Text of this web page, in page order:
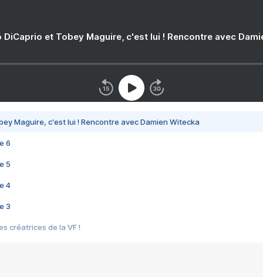
DiCaprio et Tobey Maguire, c'est lui ! Rencontre avec
Maguire, c'est lui ! Rencontre avec Damien Witecka
6
5
4
3
créatrices de la VF !